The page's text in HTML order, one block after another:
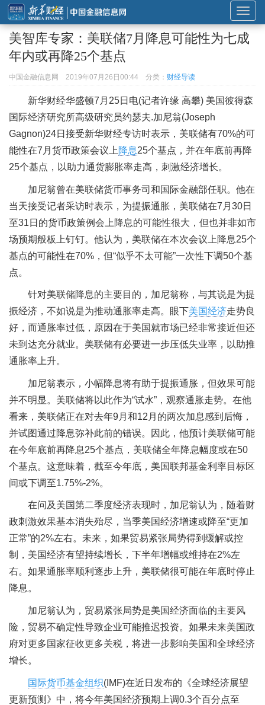
展
开
或
导
航
美智库专家：美联储7月降息可能性为七成
年内或再降25个基点
中国金融信息网 2019年07月26日00:44 分类： 财经导读
新华财经华盛顿7月25日电(记者许缘 高攀) 美国彼得森
国际经济研究所高级研究员约瑟夫.加尼翁(Joseph
Gagnon)24日接受新华财经专访时表示，美联储有70%的可
能性在7月货币政策会议上 降息25个基点，并在年底前再降
25个基点，以助力通货膨胀率走高，刺激经济增长。
加尼翁曾在美联储货币事务司和国际金融部任职。他在
当天接受记者采访时表示，为提振通胀，美联储在7月30日
至31日的货币政策例会上降息的可能性很大，但也并非如市
场预期般板上钉钉。他认为，美联储在本次会议上降息25个
基点的可能性在70%，但“似乎不太可能”一次性下调50个基
点。
针对美联储降息的主要目的，加尼翁称，与其说是为提
振经济，不如说是为推动通胀率走高。眼下美国经济走势良
好，而通胀率过低，原因在于美国就市场已经非常接近但还
未到达充分就业。美联储有必要进一步压低失业率，以助推
通胀率上升。
加尼翁表示，小幅降息将有助于提振通胀，但效果可能
并不明显。美联储将以此作为“试水”，观察通胀走势。在他
看来，美联储正在对去年9月和12月的两次加息感到后悔，
并试图通过降息弥补此前的错误。因此，他预计美联储可能
在今年底前再降息25个基点，美联储全年降息幅度或在50
个基点。这意味着，截至今年底，美国联邦基金利率目标区
间或下调至1.75%-2%。
在问及美国第二季度经济表现时，加尼翁认为，随着财
政刺激效果基本消失殆尽，当季美国经济增速或降至“更加
正常”的2%左右。未来，如果贸易紧张局势得到缓解或控
制，美国经济有望持续增长，下半年增幅或维持在2%左
右。如果通胀率顺利逐步上升，美联储很可能在年底时停止
降息。
加尼翁认为，贸易紧张局势是美国经济面临的主要风
险，贸易不确定性导致企业可能推迟投资。如果未来美国政
府对更多国家征收更多关税，将进一步影响美国和全球经济
增长。
国际货币基金组织(IMF)在近日发布的《全球经济展望
更新预测》中，将今年美国经济预期上调0.3个百分点至